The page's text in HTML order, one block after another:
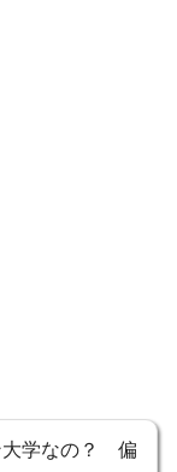
大学なの？ 偏